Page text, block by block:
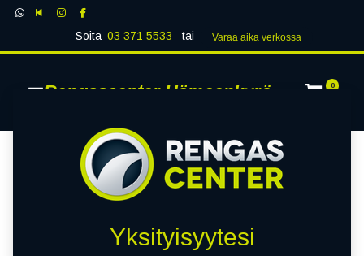
Soita 03 371 5533 tai Varaa aika verk​​​​ossa
Rengascenter Hämeenkyrö 0
Yksityisyytesi